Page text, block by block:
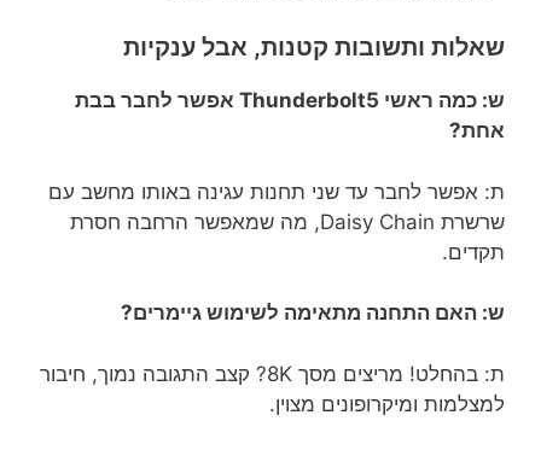
שאלות ותשובות קטנות, אבל ענקיות
ש: כמה ראשי Thunderbolt5 אפשר לחבר בבת
אחת?
ת: אפשר לחבר עד שני תחנות עגינה באותו מחשב עם
שרשרת Daisy Chain, מה שמאפשר הרחבה חסרת
תקדים.
ש: האם התחנה מתאימה לשימוש גיימרים?
ת: בהחלט! מריצים מסך 8K? קצב התגובה נמוך, חיבור
למצלמות ומיקרופונים מצוין.